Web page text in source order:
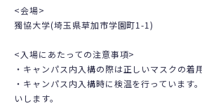
<会場>
獨協大学(埼玉県草加市学園町1-1)
<入場にあたっての注意事項>
・キャンパス内入構の際は正しいマスクの着
・キャンパス内入構時に検温を行っています
いします。